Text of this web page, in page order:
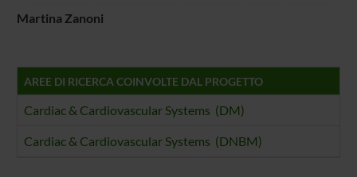
Martina Zanoni
AREE DI RICERCA COINVOLTE DAL PROGETTO
Cardiac & Cardiovascular Systems (DM)
Cardiac & Cardiovascular Systems (DNBM)